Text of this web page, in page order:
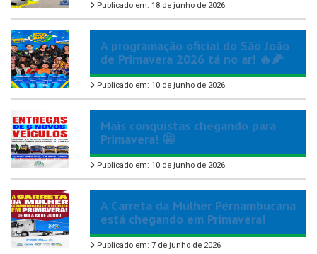
Publicado em: 18 de junho de 2026
A programação oficial do São João
de Primavera 2026 tá no ar! 🔥🌽
Publicado em: 10 de junho de 2026
Mais conquistas chegando para
Primavera! 🤩
Publicado em: 10 de junho de 2026
A Carreta da Mulher Pernambucana
está chegando em Primavera!
Publicado em: 7 de junho de 2026